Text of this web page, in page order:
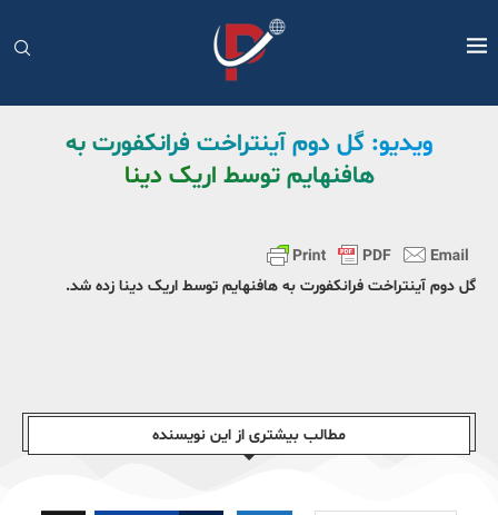
ویدیو: گل دوم آینتراخت فرانکفورت به
هافنهایم توسط اریک دینا
گل دوم آینتراخت فرانکفورت به هافنهایم توسط اریک دینا زده شد.
مطالب بیشتری از این نویسندە